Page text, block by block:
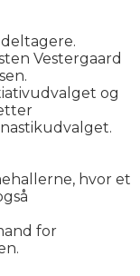
Vestergaard
og
hvor et
for